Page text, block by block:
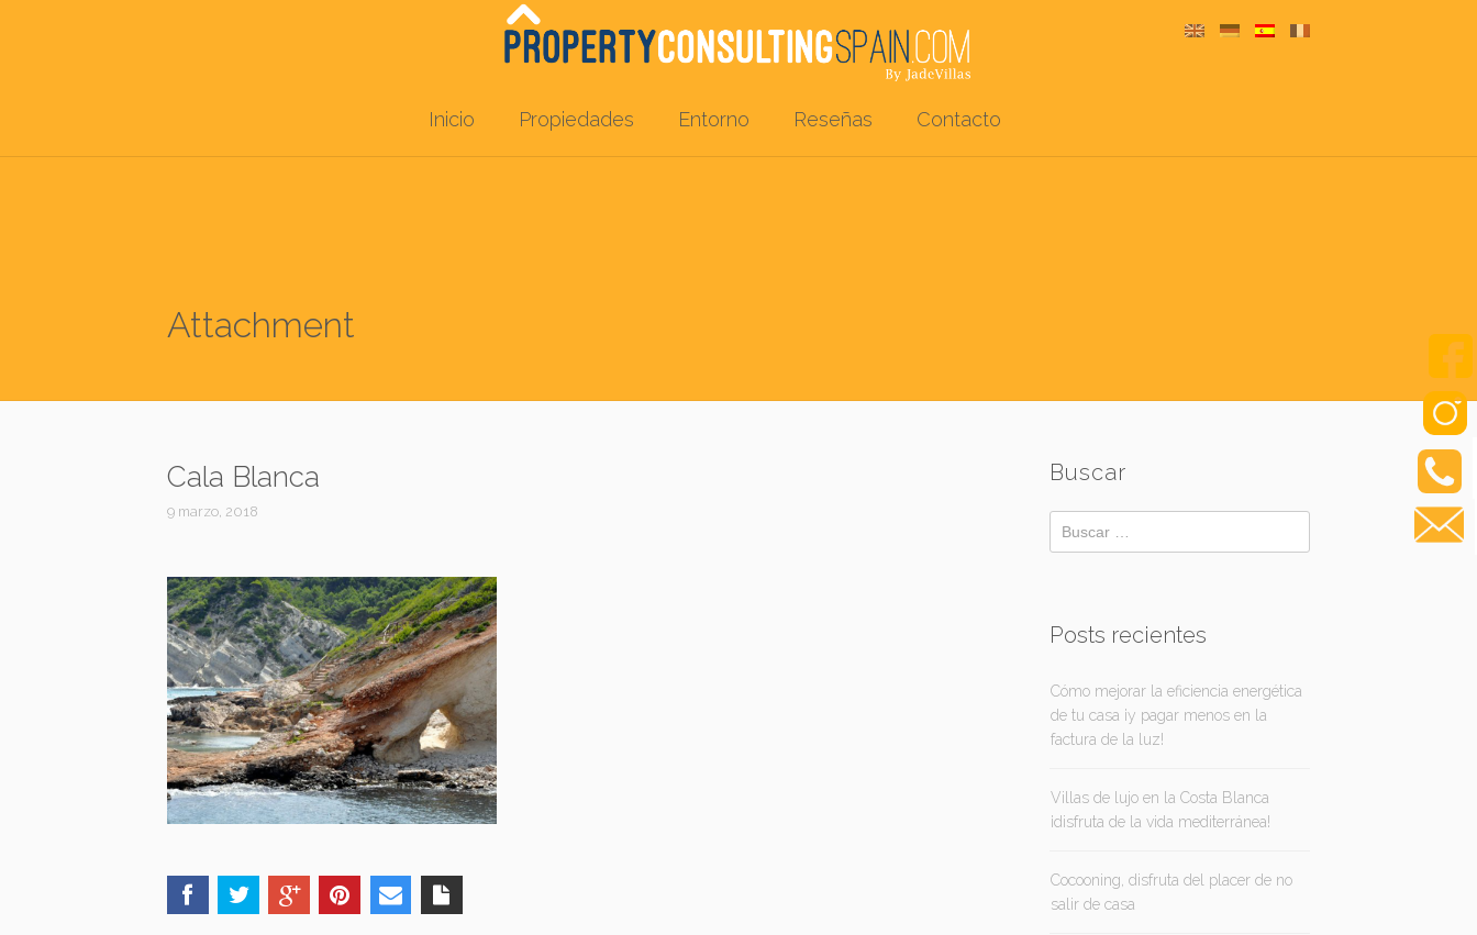
Inicio Propiedades Entorno Reseñas Contacto
Attachment
Cala Blanca
9 marzo, 2018
Buscar
Posts recientes
Cómo mejorar la eficiencia energética
de tu casa ¡y pagar menos en la
factura de la luz!
Villas de lujo en la Costa Blanca
¡disfruta de la vida mediterránea!
Cocooning, disfruta del placer de no
salir de casa